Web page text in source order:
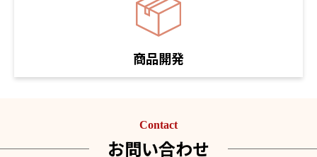
商品開発
Contact
お問い合わせ